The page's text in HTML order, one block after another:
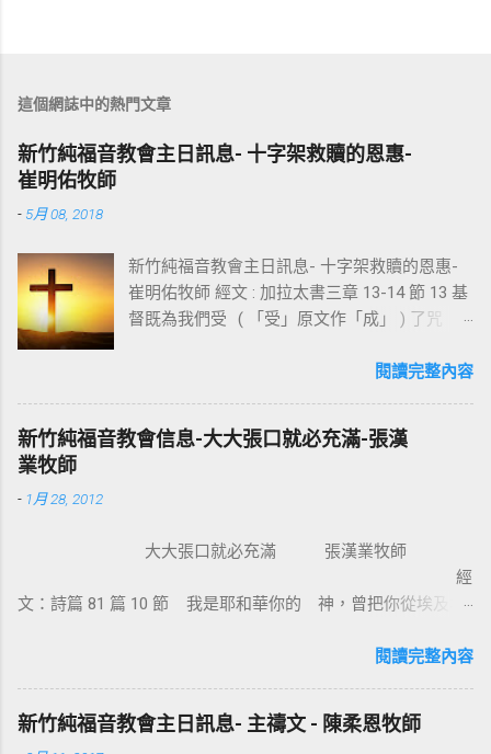
這個網誌中的熱門文章
新竹純福音教會主日訊息- 十字架救贖的恩惠-
崔明佑牧師
- 5月 08, 2018
新竹純福音教會主日訊息- 十字架救贖的恩惠-
崔明佑牧師 經文 : 加拉太書三章 13-14 節 13 基
督既為我們受 ( 「受」原文作「成」 ) 了咒
著：「凡掛在木頭上都是被咒詛的。」 14 這
人，使我們因信得著所應許的聖靈。 基督教
信仰的核心是十字架，不管我們的知識理念如
穌基督並祂釘十字架，我不傳別的。今天我們
所需要的，就是耶穌基督並祂釘十字架。保羅
說耶穌基督就是神的智慧、神的能力，我們是
基督裡，他就是新造的人，舊事已過，都變成
新的了。 在基督裡成為新造的人有兩個意義：
一是修理舊的，使它能像新的一樣；二是把舊
的全部拆毀，再重新建立，根本上就完全改
閱讀完整內容
新竹純福音教會信息-大大張口就必充滿-張漢
業牧師
- 1月 28, 2012
大大張口就必充滿 張漢業牧師
經
文：詩篇 81 篇 10 節 我是耶和華你的 神，曾把你從埃及地
張口？因為我們要得著救恩、恩典、醫治和救贖。耶穌把撒瑪
知我素來所行的一切。她就到城裏跟眾人作見證：「這位耶
穌，祂把我素來所行的，都說出來了」。彼得和約翰到美門
閱讀完整內容
新竹純福音教會主日訊息- 主禱文 - 陳柔恩牧師